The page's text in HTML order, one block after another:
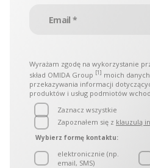
Wyrażam zgodę na wykorzystanie
skład OMIDA Group [1] moich
przekazywania informacji
produktów i usług podmiotów
Zaznacz wszystkie
Zapoznałem się z klauzulą
Wybierz formę kontaktu:
elektronicznie (np.
email, SMS)